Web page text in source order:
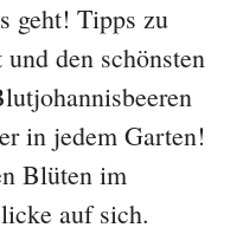
geht! Tipps zu
den schönsten
in jedem Garten!
Blüten im
auf sich.